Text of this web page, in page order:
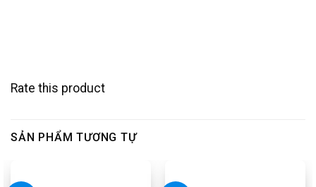
Rate this product
SẢN PHẨM TƯƠNG TỰ